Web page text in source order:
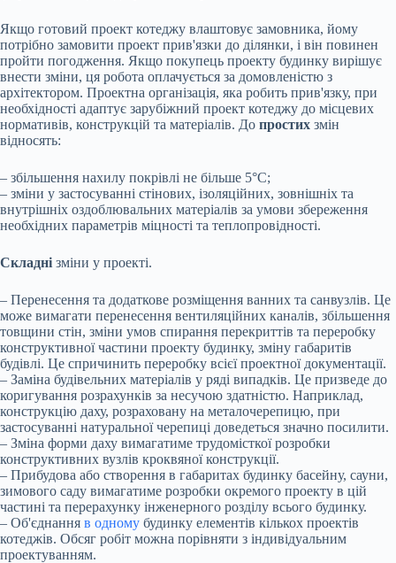
Якщо готовий проект котеджу влаштовує замовника, йому
потрібно замовити проект прив'язки до ділянки, і він повинен
пройти погодження. Якщо покупець проекту будинку вирішує
внести зміни, ця робота оплачується за домовленістю з
архітектором. Проектна організація, яка робить прив'язку, при
необхідності адаптує зарубіжний проект котеджу до місцевих
нормативів, конструкцій та матеріалів. До простих змін
відносять:
– збільшення нахилу покрівлі не більше 5°С;
– зміни у застосуванні стінових, ізоляційних, зовнішніх та
внутрішніх оздоблювальних матеріалів за умови збереження
необхідних параметрів міцності та теплопровідності.
Складні зміни у проекті.
– Перенесення та додаткове розміщення ванних та санвузлів. Це
може вимагати перенесення вентиляційних каналів, збільшення
товщини стін, зміни умов спирання перекриттів та переробку
конструктивної частини проекту будинку, зміну габаритів
будівлі. Це спричинить переробку всієї проектної документації.
– Заміна будівельних матеріалів у ряді випадків. Це призведе до
коригування розрахунків за несучою здатністю. Наприклад,
конструкцію даху, розраховану на металочерепицю, при
застосуванні натуральної черепиці доведеться значно посилити.
– Зміна форми даху вимагатиме трудомісткої розробки
конструктивних вузлів кроквяної конструкції.
– Прибудова або створення в габаритах будинку басейну, сауни,
зимового саду вимагатиме розробки окремого проекту в цій
частині та перерахунку інженерного розділу всього будинку.
– Об'єднання в одному будинку елементів кількох проектів
котеджів. Обсяг робіт можна порівняти з індивідуальним
проектуванням.